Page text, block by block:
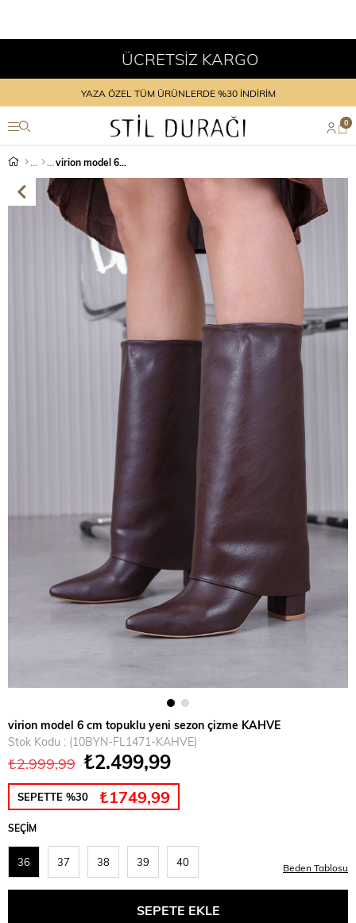
ÜCRETSİZ KARGO
YAZA ÖZEL TÜM ÜRÜNLERDE %30 İNDİRİM
0
virion model 6 cm topuklu yeni sezon çizme KAHVE
virion model 6 cm topuklu yeni sezon çizme KAHVE
Stok Kodu
(10BYN-FL1471-KAHVE)
₺2.999,99 ₺2.499,99
SEPETTE %30 ₺1749,99
SEÇIM
36 37 38 39 40 Beden Tablosu